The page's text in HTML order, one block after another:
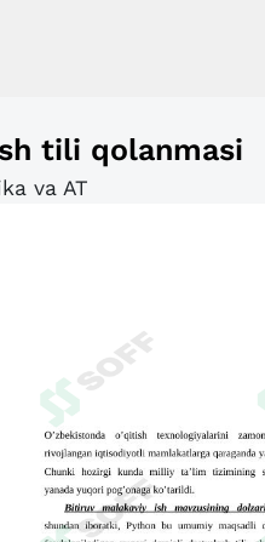
tili qolanmasi
va AT